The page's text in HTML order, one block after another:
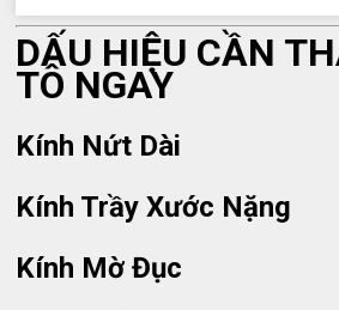
DẤU HIỆU CẦN
TÔ NGAY
Kính Nứt Dài
Kính Trầy Xước Nặng
Kính Mờ Đục